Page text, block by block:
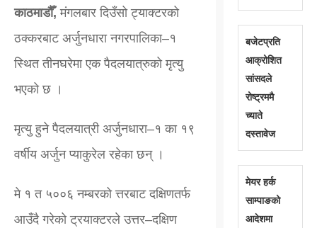
काठमाडौँ, मंगलबार दिउँसो ट्याक्टरको
ठक्करबाट अर्जुनधारा नगरपालिका–१
स्थित तीनघरेमा एक पैदलयात्रुको मृत्यु
भएको छ ।
मृत्यु हुने पैदलयात्री अर्जुनधारा–१ का १९
वर्षीय अर्जुन प्याकुरेल रहेका छन् ।
मे १ त ५००६ नम्बरको त्तरबाट दक्षिणतर्फ
आउँदै गरेको ट्रयाक्टरले उत्तर–दक्षिण
बजेटप्रति
आक्रोशित
सांसदले
रोष्ट्रममै
च्याते
दस्तावेज
मेयर हर्क
साम्पाङको
आदेशमा